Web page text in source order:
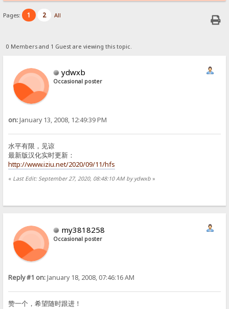
Pages: 1 2 All
0 Members and 1 Guest are viewing this topic.
ydwxb
Occasional poster
on:January 13, 2008, 12:49:39 PM
水平有限，见谅
最新版汉化实时更新：
http://www.iziu.net/2020/09/11/hfs
« Last Edit: September 27, 2020, 08:48:10 AM by ydwxb »
my3818258
Occasional poster
Reply #1 on:January 18, 2008, 07:46:16 AM
赞一个，希望随时跟进！